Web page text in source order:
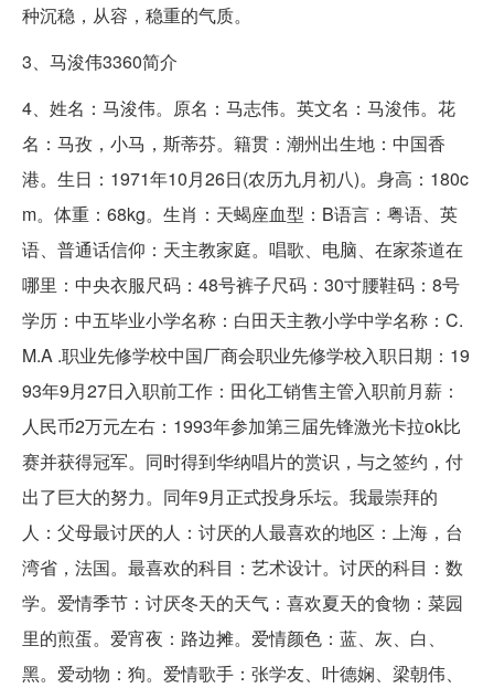
种沉稳，从容，稳重的气质。
3、马浚伟3360简介
4、姓名：马浚伟。原名：马志伟。英文名：马浚伟。花
名：马孜，小马，斯蒂芬。籍贯：潮州出生地：中国香
港。生日：1971年10月26日(农历九月初八)。身高：180c
m。体重：68kg。生肖：天蝎座血型：B语言：粤语、英
语、普通话信仰：天主教家庭。唱歌、电脑、在家茶道在
哪里：中央衣服尺码：48号裤子尺码：30寸腰鞋码：8号
学历：中五毕业小学名称：白田天主教小学中学名称：C.
M.A .职业先修学校中国厂商会职业先修学校入职日期：19
93年9月27日入职前工作：田化工销售主管入职前月薪：
人民币2万元左右：1993年参加第三届先锋激光卡拉ok比
赛并获得冠军。同时得到华纳唱片的赏识，与之签约，付
出了巨大的努力。同年9月正式投身乐坛。我最崇拜的
人：父母最讨厌的人：讨厌的人最喜欢的地区：上海，台
湾省，法国。最喜欢的科目：艺术设计。讨厌的科目：数
学。爱情季节：讨厌冬天的天气：喜欢夏天的食物：菜园
里的煎蛋。爱宵夜：路边摊。爱情颜色：蓝、灰、白、
黑。爱动物：狗。爱情歌手：张学友、叶德娴、梁朝伟、